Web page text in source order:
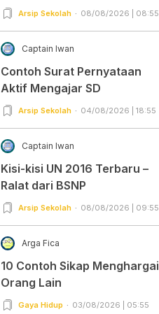
Arsip Sekolah 08/08/2026 | 08:55
Captain Iwan
Contoh Surat Pernyataan
Aktif Mengajar SD
Arsip Sekolah 04/08/2026 | 18:55
Captain Iwan
Kisi-kisi UN 2016 Terbaru –
Ralat dari BSNP
Arsip Sekolah 08/08/2026 | 09:55
Arga Fica
10 Contoh Sikap Menghargai
Orang Lain
Gaya Hidup 03/08/2026 | 05:55